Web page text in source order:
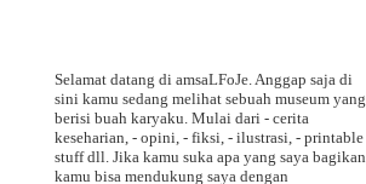
Selamat datang di amsaLFoJe. Anggap saja di
sini kamu sedang melihat sebuah museum yang
berisi buah karyaku. Mulai dari - cerita
keseharian, - opini, - fiksi, - ilustrasi, - printable
stuff dll. Jika kamu suka apa yang saya bagikan,
kamu bisa mendukung saya dengan